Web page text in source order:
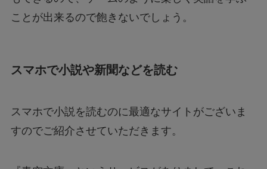
ことが出来るので飽きないでしょう。
スマホで小説や新聞などを読む
スマホで小説を読むのに最適なサイトがございま
すのでご紹介させていただきます。